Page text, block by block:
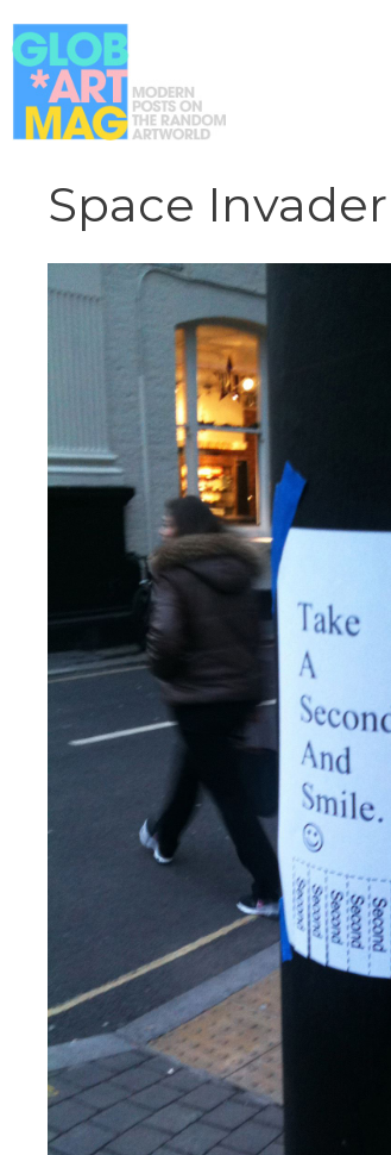
al
contenuto
Space Invader